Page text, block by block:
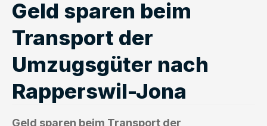
Geld sparen beim
Transport der
Umzugsgüter nach
Rapperswil-Jona
Geld sparen beim Transport der